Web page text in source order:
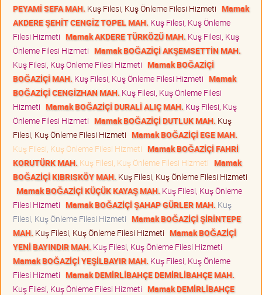
PEYAMİ SEFA MAH. Kuş Filesi, Kuş Önleme Filesi Hizmeti Mamak
AKDERE ŞEHİT CENGİZ TOPEL MAH. Kuş Filesi, Kuş Önleme
Filesi Hizmeti Mamak AKDERE TÜRKÖZÜ MAH. Kuş Filesi, Kuş
Önleme Filesi Hizmeti Mamak BOĞAZİÇİ AKŞEMSETTİN MAH.
Kuş Filesi, Kuş Önleme Filesi Hizmeti Mamak BOĞAZİÇİ
BOĞAZİÇİ MAH. Kuş Filesi, Kuş Önleme Filesi Hizmeti Mamak
BOĞAZİÇİ CENGİZHAN MAH. Kuş Filesi, Kuş Önleme Filesi
Hizmeti Mamak BOĞAZİÇİ DURALİ ALIÇ MAH. Kuş Filesi, Kuş
Önleme Filesi Hizmeti Mamak BOĞAZİÇİ DUTLUK MAH. Kuş
Filesi, Kuş Önleme Filesi Hizmeti Mamak BOĞAZİÇİ EGE MAH.
Kuş Filesi, Kuş Önleme Filesi Hizmeti Mamak BOĞAZİÇİ FAHRİ
KORUTÜRK MAH. Kuş Filesi, Kuş Önleme Filesi Hizmeti Mamak
BOĞAZİÇİ KIBRISKÖY MAH. Kuş Filesi, Kuş Önleme Filesi Hizmeti
Mamak BOĞAZİÇİ KÜÇÜK KAYAŞ MAH. Kuş Filesi, Kuş Önleme
Filesi Hizmeti Mamak BOĞAZİÇİ ŞAHAP GÜRLER MAH. Kuş
Filesi, Kuş Önleme Filesi Hizmeti Mamak BOĞAZİÇİ ŞİRİNTEPE
MAH. Kuş Filesi, Kuş Önleme Filesi Hizmeti Mamak BOĞAZİÇİ
YENİ BAYINDIR MAH. Kuş Filesi, Kuş Önleme Filesi Hizmeti
Mamak BOĞAZİÇİ YEŞİLBAYIR MAH. Kuş Filesi, Kuş Önleme
Filesi Hizmeti Mamak DEMİRLİBAHÇE DEMİRLİBAHÇE MAH.
Kuş Filesi, Kuş Önleme Filesi Hizmeti Mamak DEMİRLİBAHÇE